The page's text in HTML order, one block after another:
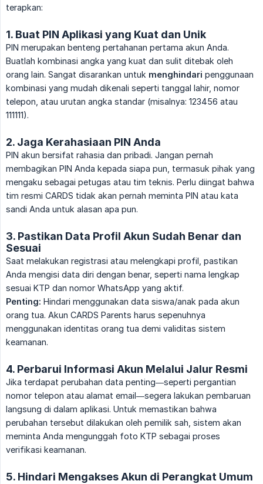
terapkan:
1. Buat PIN Aplikasi yang Kuat dan Unik
PIN merupakan benteng pertahanan pertama akun Anda.
Buatlah kombinasi angka yang kuat dan sulit ditebak oleh
orang lain. Sangat disarankan untuk menghindari penggunaan
kombinasi yang mudah dikenali seperti tanggal lahir, nomor
telepon, atau urutan angka standar (misalnya: 123456 atau
111111).
2. Jaga Kerahasiaan PIN Anda
PIN akun bersifat rahasia dan pribadi. Jangan pernah
membagikan PIN Anda kepada siapa pun, termasuk pihak yang
mengaku sebagai petugas atau tim teknis. Perlu diingat bahwa
tim resmi CARDS tidak akan pernah meminta PIN atau kata
sandi Anda untuk alasan apa pun.
3. Pastikan Data Profil Akun Sudah Benar dan
Sesuai
Saat melakukan registrasi atau melengkapi profil, pastikan
Anda mengisi data diri dengan benar, seperti nama lengkap
sesuai KTP dan nomor WhatsApp yang aktif.
Penting: Hindari menggunakan data siswa/anak pada akun
orang tua. Akun CARDS Parents harus sepenuhnya
menggunakan identitas orang tua demi validitas sistem
keamanan.
4. Perbarui Informasi Akun Melalui Jalur Resmi
Jika terdapat perubahan data penting—seperti pergantian
nomor telepon atau alamat email—segera lakukan pembaruan
langsung di dalam aplikasi. Untuk memastikan bahwa
perubahan tersebut dilakukan oleh pemilik sah, sistem akan
meminta Anda mengunggah foto KTP sebagai proses
verifikasi keamanan.
5. Hindari Mengakses Akun di Perangkat Umum